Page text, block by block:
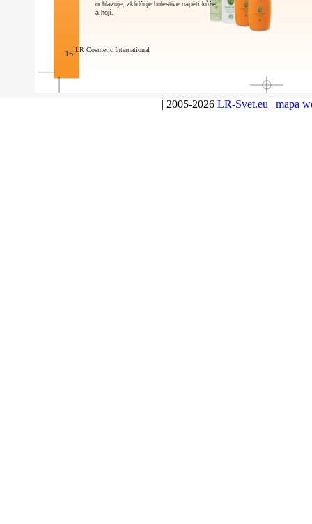
ochlazuje, zklidňuje bolestivé napětí kůže
a hojí.
16 LR Cosmetic International
| 2005-2026 LR-Svet.eu | mapa